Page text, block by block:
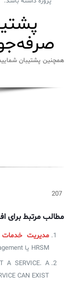
همچنین پشتیبان
207
مطالب مرتبط
مدیریت خدمات
HRSM یا Human Resource Service Management،...
A SERVICE. A
CAN EXIST...